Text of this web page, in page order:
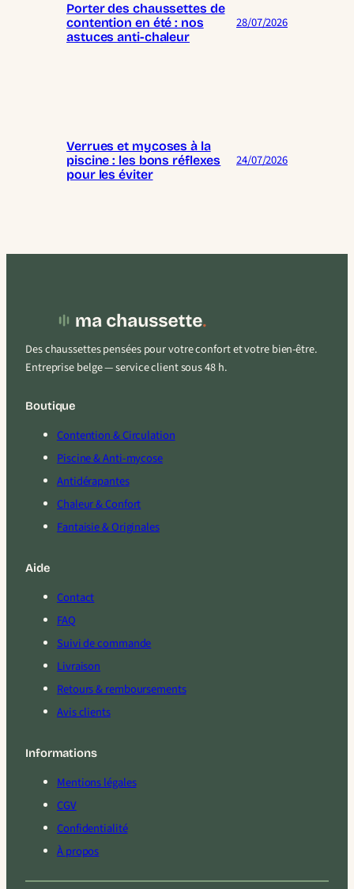
Porter des chaussettes de
contention en été : nos
astuces anti-chaleur
28/07/2026
Verrues et mycoses à la
piscine : les bons réflexes
pour les éviter
24/07/2026
Des chaussettes pensées pour votre confort et votre bien-être.
Entreprise belge — service client sous 48 h.
Boutique
Contention & Circulation
Piscine & Anti-mycose
Antidérapantes
Chaleur & Confort
Fantaisie & Originales
Aide
Contact
FAQ
Suivi de commande
Livraison
Retours & remboursements
Avis clients
Informations
Mentions légales
CGV
Confidentialité
À propos